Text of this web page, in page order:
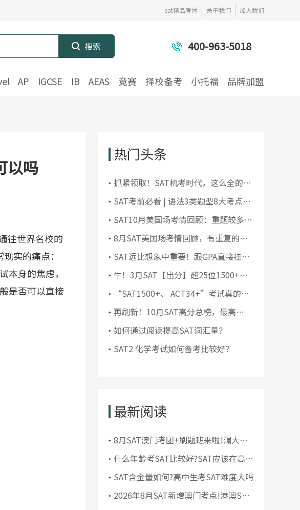
sat精品考团 关于我们 加入我们
400-963-5018
AP IGCSE IB AEAS 竞赛 择校备考 小托福 品牌加盟
以吗
往世界名校的
实的痛点：
本身的焦虑，
是否可以直接
热门头条
抓紧领取！SAT机考时代，这么全的真
题资料可不多见！
SAT考前必看 | 语法3类题型8大考点，
你掌握了吗？
SAT10月美国场考情回顾：重题较多，
还是要注意刷真题！
8月SAT美国场考情回顾，有重复的
题，Module 2难度大
SAT远比想象中重要！跟GPA直接挂
钩？
牛！3月SAT【出分】超25位1500+高
分，多位低年级首考“上岸”！
“SAT1500+、 ACT34+”考试真的很
难吗？
再刷新！10月SAT高分总榜，最高
1590分！30位1500+！
如何通过阅读提高SAT词汇量？
SAT2 化学考试如何备考比较好？
最新阅读
8月SAT澳门考团+刷题班来啦!澜大
SAT大牛名师亲征，助力极限冲刺
1500+高分!
什么年龄考SAT比较好?SAT应该在高几
考试
SAT含金量如何?高中生考SAT难度大吗
2026年8月SAT新增澳门考点!港澳SAT